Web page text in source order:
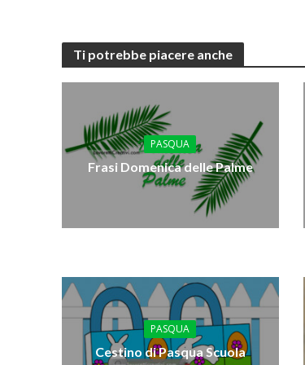
Ti potrebbe piacere anche
PASQUA
Frasi Domenica delle Palme
PASQUA
Cestino di Pasqua Scuola